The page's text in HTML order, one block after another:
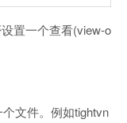
置一个查看(view-o
文件。例如tightvn